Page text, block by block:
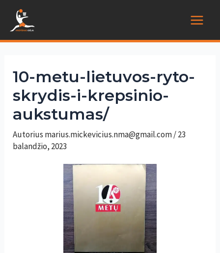
turinio
10-metu-lietuvos-ryto-
skrydis-i-krepsinio-
aukstumas/
Autorius marius.mickevicius.nma@gmail.com/23
balandžio, 2023